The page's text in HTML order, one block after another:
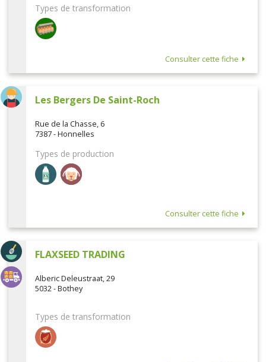
Types de transformation
Consulter cette fiche
Les Bergers De Saint-Roch
Rue de la Chasse, 6
7387 - Honnelles
Types de production
Consulter cette fiche
FLAXSEED TRADING
Alberic Deleustraat, 29
5032 - Bothey
Types de transformation